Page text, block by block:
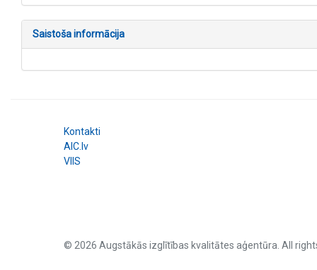
Saistoša informācija
Kontakti
AIC.lv
VIIS
© 2026 Augstākās izglītības kvalitātes aģentūra. All